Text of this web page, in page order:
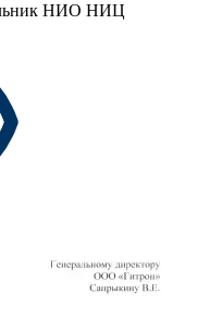
НИО НИЦ